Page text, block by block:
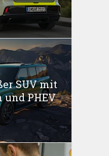
SUV mit
und PHEV